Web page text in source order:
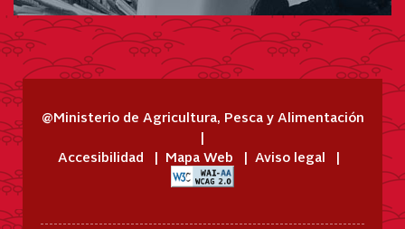
@Ministerio de Agricultura, Pesca y Alimentación
Accesibilidad Mapa Web Aviso legal